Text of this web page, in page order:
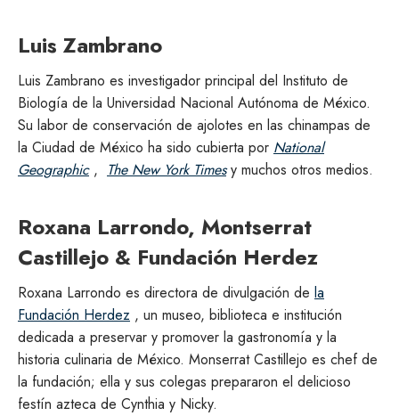
Luis Zambrano
Luis Zambrano es investigador principal del Instituto de
Biología de la Universidad Nacional Autónoma de México.
Su labor de conservación de ajolotes en las chinampas de
la Ciudad de México ha sido cubierta por National
Geographic, The New York Timesy muchos otros medios.
Roxana Larrondo, Montserrat
Castillejo & Fundación Herdez
Roxana Larrondo es directora de divulgación de la
Fundación Herdez , un museo, biblioteca e institución
dedicada a preservar y promover la gastronomía y la
historia culinaria de México. Monserrat Castillejo es chef de
la fundación; ella y sus colegas prepararon el delicioso
festín azteca de Cynthia y Nicky.